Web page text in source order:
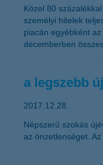
Közel 80
személyi hitelek
piacán egyébként
decemberben
a legszebb
2017.12.28.
Népszerű szokás
az önzetlenséget.